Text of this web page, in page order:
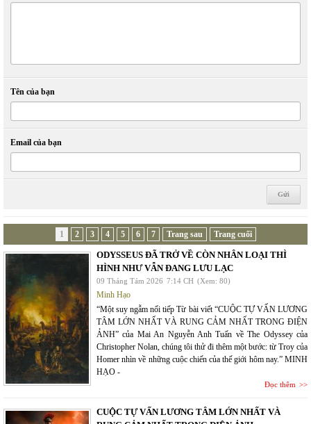
Tên của bạn
Email của bạn
1 2 3 4 5 6 7 Trang sau Trang cuối
ODYSSEUS ĐÃ TRỞ VỀ CÒN NHÂN LOẠI THÌ
HÌNH NHƯ VẪN ĐANG LƯU LẠC
09 Tháng Tám 2026 7:14 CH (Xem: 80)
Minh Hạo
“Một suy ngẫm nối tiếp Từ bài viết “CUỘC TỰ VẤN LƯƠNG
TÂM LỚN NHẤT VÀ RUNG CẢM NHẤT TRONG ĐIỆN
ẢNH” của Mai An Nguyễn Anh Tuấn về The Odyssey của
Christopher Nolan, chúng tôi thử đi thêm một bước: từ Troy của
Homer nhìn về những cuộc chiến của thế giới hôm nay.” MINH
HẠO -
Đọc thêm
CUỘC TỰ VẤN LƯƠNG TÂM LỚN NHẤT VÀ